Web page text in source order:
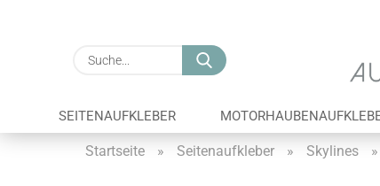
Suche...
SEITENAUFKLEBER
Startseite » Seitenaufkleber » Skylines »